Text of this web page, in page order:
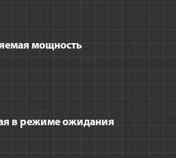
мощность
в режиме ожидания